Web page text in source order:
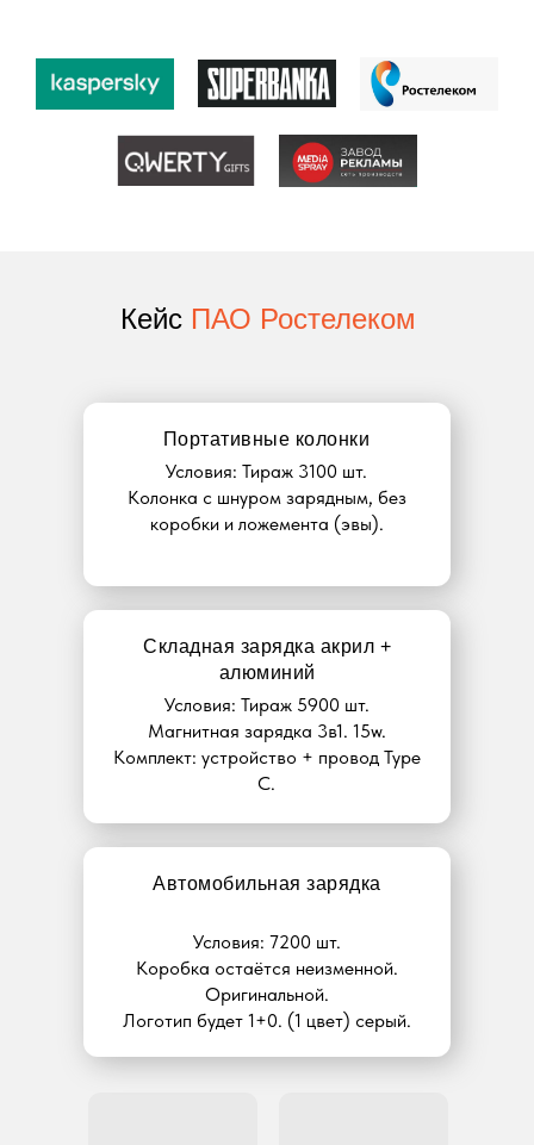
Кейс ПАО Ростелеком
Портативные колонки
Условия: Тираж 3100 шт.
Колонка с шнуром зарядным, без
коробки и ложемента (эвы).
Складная зарядка акрил +
алюминий
Условия: Тираж 5900 шт.
Магнитная зарядка 3в1. 15w.
Комплект: устройство + провод Type
C.
Автомобильная зарядка
Условия: 7200 шт.
Коробка остаётся неизменной.
Оригинальной.
Логотип будет 1+0. (1 цвет) серый.